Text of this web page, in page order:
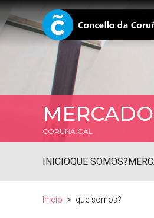
CORUNA.GAL
INICIOQUE SOMOS?
Inicio que somos?